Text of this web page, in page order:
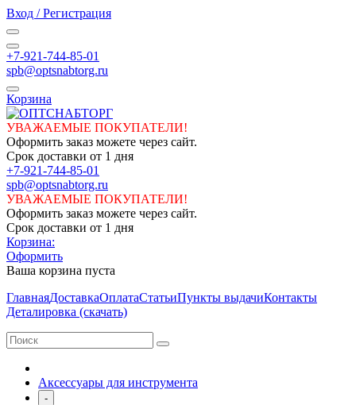
Вход / Регистрация
+7-921-744-85-01
spb@optsnabtorg.ru
Корзина
УВАЖАЕМЫЕ ПОКУПАТЕЛИ!
Оформить заказ можете через сайт.
Срок доставки от 1 дня
+7-921-744-85-01
spb@optsnabtorg.ru
УВАЖАЕМЫЕ ПОКУПАТЕЛИ!
Оформить заказ можете через сайт.
Срок доставки от 1 дня
Корзина:
Оформить
Ваша корзина пуста
ГлавнаяДоставкаОплатаСтатьиПункты выдачиКонтакты
Деталировка (скачать)
Аксессуары для инструмента
-